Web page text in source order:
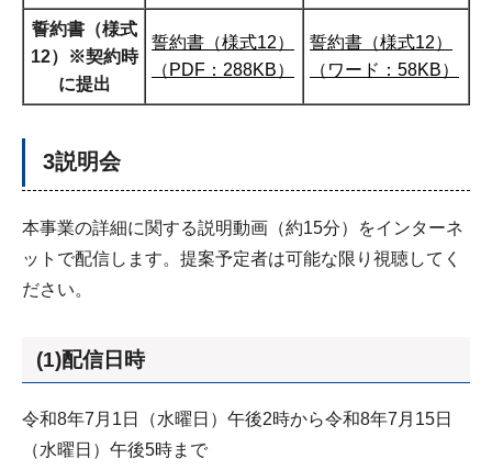
誓約書（様式
12）※契約時
に提出
誓約書（様式12）
（PDF：288KB）
誓約書（様式12）
（ワード：58KB）
3説明会
本事業の詳細に関する説明動画（約15分）をインターネ
ットで配信します。提案予定者は可能な限り視聴してく
ださい。
(1)配信日時
令和8年7月1日（水曜日）午後2時から令和8年7月15日
（水曜日）午後5時まで